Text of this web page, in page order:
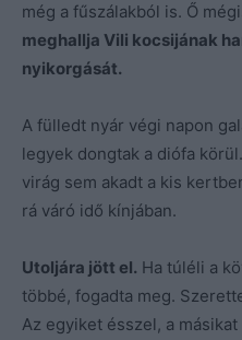
még a fűszálakból is. Ő
meghallja Vili kocsijának
nyikorgását.
A fülledt nyár végi napon
legyek dongtak a diófa
virág sem akadt a kis
rá váró idő kínjában.
Utoljára jött el. Ha túléli a
többé, fogadta meg.
Az egyiket ésszel, a